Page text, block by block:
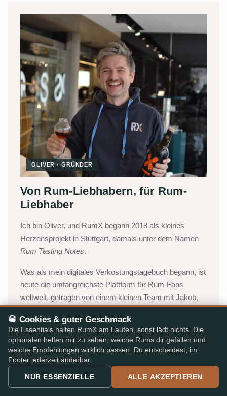
OLIVER · GRÜNDER
Von Rum-Liebhabern, für Rum-
Liebhaber
Ich bin Oliver, und RumX begann 2018 als kleines
Herzensprojekt in Stuttgart, damals unter dem Namen
Rum Tasting Notes.
Was als mein digitales Verkostungstagebuch begann, ist
heute die umfangreichste Plattform für Rum-Fans
weltweit, getragen von einem kleinen Team mit Jakob,
Freelancer unterstützt. Wir verbinden die kollektive
Intelligenz unserer Community mit einem integrierten
Marktplatz, damit du mit Vertrauen wählen kannst, ohne
Papierkram, Umwege oder Fachjargon.
Oliver, Stuttgart
🥃 Cookies & guter Geschmack
Die Essentials halten RumX am Laufen, sonst lädt nichts. Die
optionalen helfen mir zu sehen, welche Rums dir gefallen und
welche Empfehlungen wirklich passen. Du entscheidest, im
Footer jederzeit änderbar.
NUR ESSENZIELLE ALLE AKZEPTIEREN